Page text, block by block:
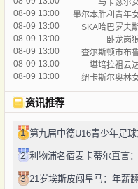
08-09 13:00
墨尔本胜利青年
08-09 13:00
SKA哈巴罗夫
08-09 13:00
卧龙岗
08-09 13:00
查尔斯顿市布
08-09 13:00
堪培拉祖云
08-09 13:00
纽卡斯尔奥林
资讯推荐
1
2
3 21岁埃斯皮闯皇马：年薪